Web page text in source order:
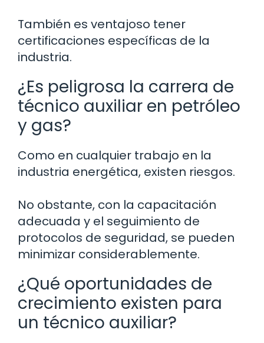
También es ventajoso tener
certificaciones específicas de la
industria.
¿Es peligrosa la carrera de
técnico auxiliar en petróleo
y gas?
Como en cualquier trabajo en la
industria energética, existen riesgos.
No obstante, con la capacitación
adecuada y el seguimiento de
protocolos de seguridad, se pueden
minimizar considerablemente.
¿Qué oportunidades de
crecimiento existen para
un técnico auxiliar?